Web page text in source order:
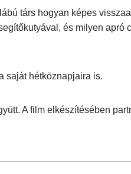
társ hogyan képes
és milyen apró
saját hétköznapjaira is.
A film elkészítésében